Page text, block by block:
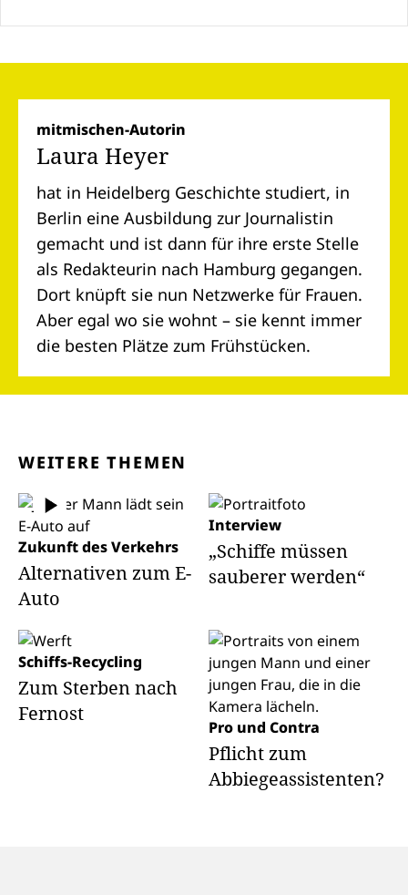
mitmischen-Autorin
Laura Heyer
hat in Heidelberg Geschichte studiert, in
Berlin eine Ausbildung zur Journalistin
gemacht und ist dann für ihre erste Stelle
als Redakteurin nach Hamburg gegangen.
Dort knüpft sie nun Netzwerke für Frauen.
Aber egal wo sie wohnt – sie kennt immer
die besten Plätze zum Frühstücken.
WEITERE THEMEN
Zukunft des Verkehrs
Alternativen zum E-
Auto
Interview
„Schiffe müssen
sauberer werden“
Schiffs-Recycling
Zum Sterben nach
Fernost
Pro und Contra
Pflicht zum
Abbiegeassistenten?